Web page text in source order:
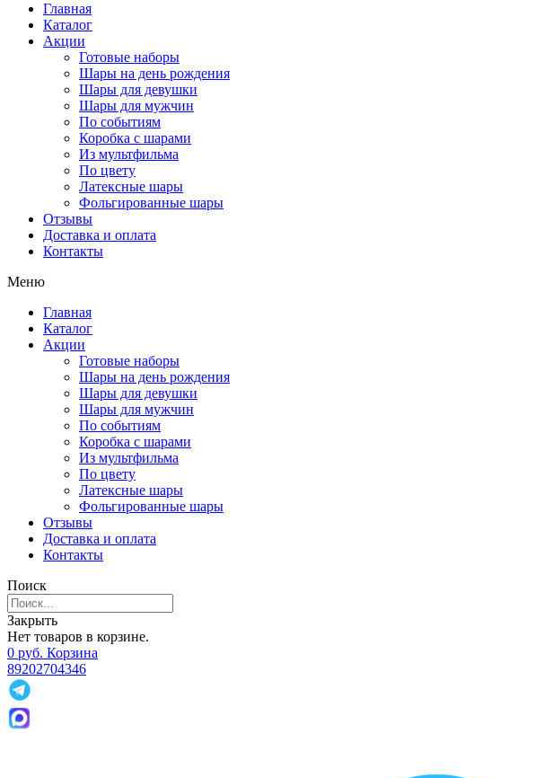
Главная
Каталог
Акции
Готовые наборы
Шары на день рождения
Шары для девушки
Шары для мужчин
По событиям
Коробка с шарами
Из мультфильма
По цвету
Латексные шары
Фольгированные шары
Отзывы
Доставка и оплата
Контакты
Меню
Главная
Каталог
Акции
Готовые наборы
Шары на день рождения
Шары для девушки
Шары для мужчин
По событиям
Коробка с шарами
Из мультфильма
По цвету
Латексные шары
Фольгированные шары
Отзывы
Доставка и оплата
Контакты
Поиск
Закрыть
Нет товаров в корзине.
0 руб. Корзина
89202704346